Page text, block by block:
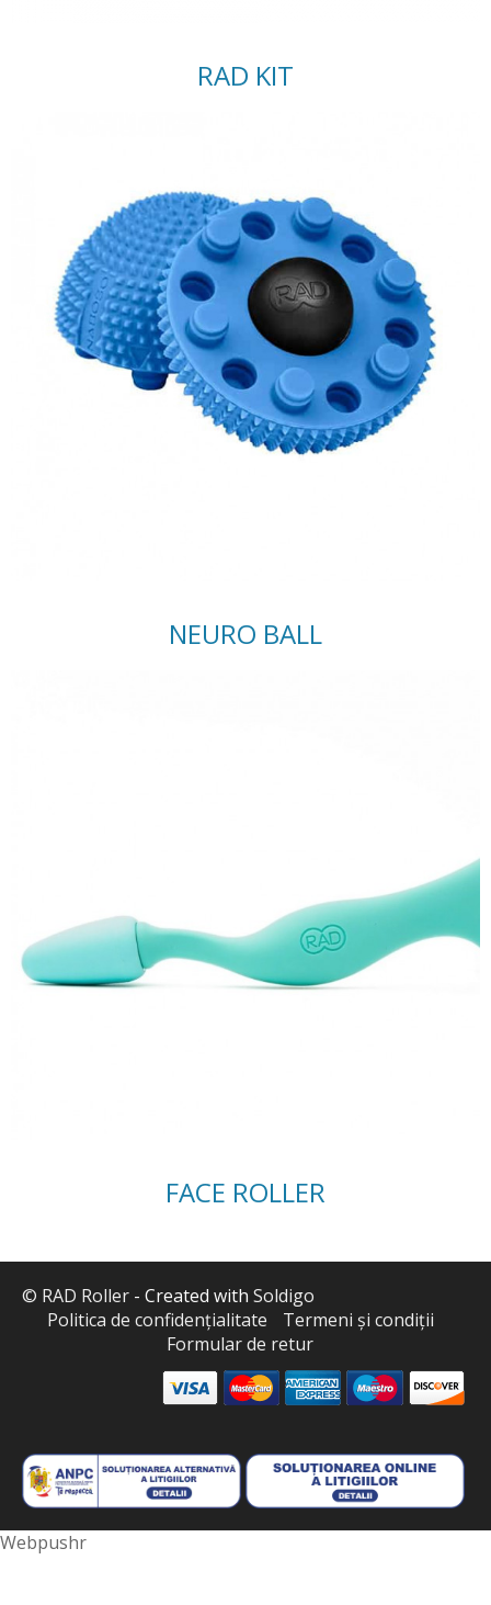
RAD KIT
NEURO BALL
FACE ROLLER
© RAD Roller - Created with Soldigo
Politica de confidenţialitate
Termeni şi condiţii
Formular de retur
Webpushr